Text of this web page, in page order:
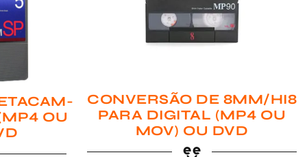
OU
CONVERSÃO DE 8MM/HI8
PARA DIGITAL (MP4 OU
MOV) OU DVD